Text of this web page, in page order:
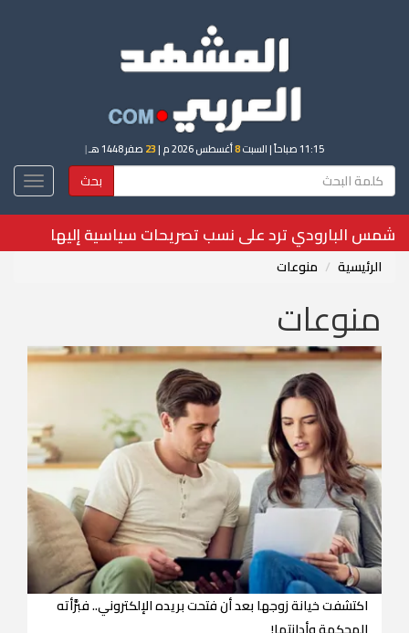
11:15 صباحاً | السبت8أغسطس 2026 م | 23 صفر 1448 هـ |
بحث
أداء متباين لـ"تسلا" في أوروبا بين قفزات بفرنسا وهبوط
الرئيسية منوعات
منوعات
اكتشفت خيانة زوجها بعد أن فتحت بريده الإلكتروني.. فبرَّأته